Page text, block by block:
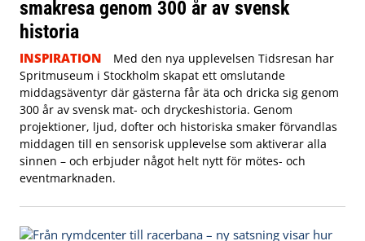
smakresa genom 300 år av svensk
historia
INSPIRATION
Med den nya upplevelsen Tidsresan har
Spritmuseum i Stockholm skapat ett omslutande
middagsäventyr där gästerna får äta och dricka sig genom
300 år av svensk mat- och dryckeshistoria. Genom
projektioner, ljud, dofter och historiska smaker förvandlas
middagen till en sensorisk upplevelse som aktiverar alla
sinnen – och erbjuder något helt nytt för mötes- och
eventmarknaden.